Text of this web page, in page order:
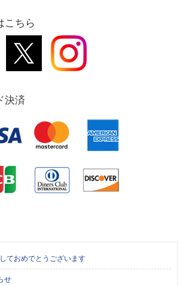
こちら
決済
ておめでとうございます
せ